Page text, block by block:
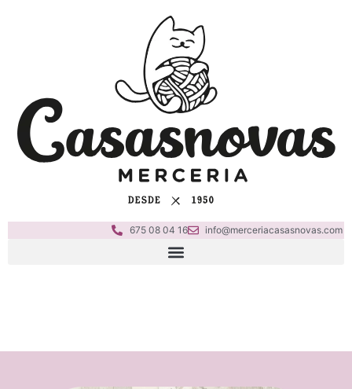
675 08 04 16 info@merceriacasasnovas.com